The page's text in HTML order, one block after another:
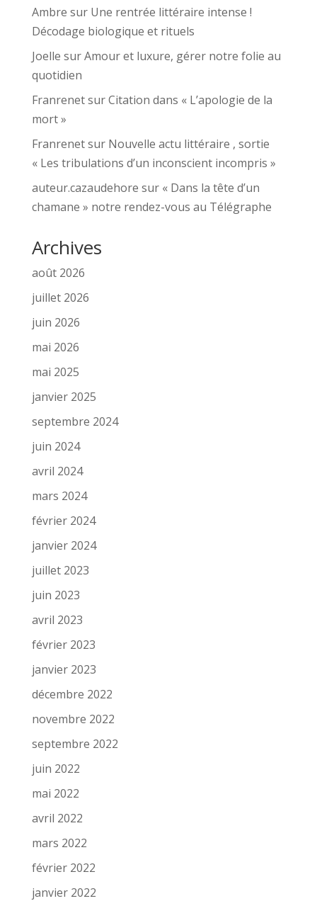
Ambre sur Une rentrée littéraire intense !
Décodage biologique et rituels
Joelle surAmour et luxure, gérer notre folie au
quotidien
FranrenetsurCitation dans « L’apologie de la
mort »
Franrenetsur Nouvelle actu littéraire , sortie
« Les tribulations d’un inconscient incompris »
auteur.cazaudehore sur « Dans la tête d’un
chamane » notre rendez-vous au Télégraphe
Archives
août 2026
juillet 2026
juin 2026
mai 2026
mai 2025
janvier 2025
septembre 2024
juin 2024
avril 2024
mars 2024
février 2024
janvier 2024
juillet 2023
juin 2023
avril 2023
février 2023
janvier 2023
décembre 2022
novembre 2022
septembre 2022
juin 2022
mai 2022
avril 2022
mars 2022
février 2022
janvier 2022